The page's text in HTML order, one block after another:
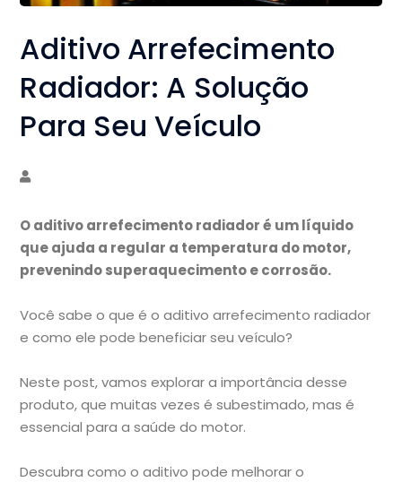
Aditivo Arrefecimento
Radiador: A Solução
Para Seu Veículo
O aditivo arrefecimento radiador é um líquido
que ajuda a regular a temperatura do motor,
prevenindo superaquecimento e corrosão.
Você sabe o que é o aditivo arrefecimento radiador
e como ele pode beneficiar seu veículo?
Neste post, vamos explorar a importância desse
produto, que muitas vezes é subestimado, mas é
essencial para a saúde do motor.
Descubra como o aditivo pode melhorar o